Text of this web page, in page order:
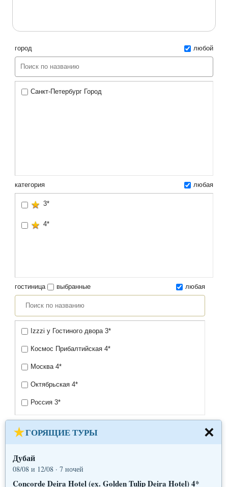
город любой
Санкт-Петербург Город
категория любая
3*
4*
гостиница выбранные любая
Izzzi у Гостиного двора 3*
Космос Прибалтийская 4*
Москва 4*
Октябрьская 4*
Россия 3*
ГОРЯЩИЕ ТУРЫ ×
Дубай
08/08 и 12/08 · 7 ночей
Concorde Deira Hotel (ex. Golden Tulip Deira Hotel) 4*